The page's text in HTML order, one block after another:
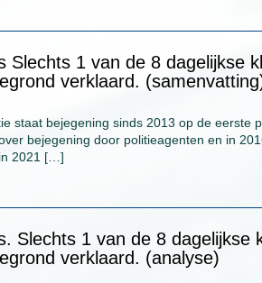
Slechts 1 van de 8 dagelijkse
verklaard.
staat bejegening sinds 2013 op de eerste
bejegening door politieagenten en in
2021 […]
Slechts 1 van de 8 dagelijkse
verklaard. (analyse)